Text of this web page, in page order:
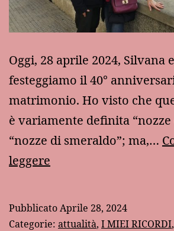
Oggi, 28 aprile 2024, Silvana
festeggiamo il 40°
matrimonio. Ho visto che
è variamente definita
“nozze di smeraldo”; ma,…
leggere
matrimonio
PubblicatoAprile 28, 2024
Categorie: attualità, I MIEI RICORDI,